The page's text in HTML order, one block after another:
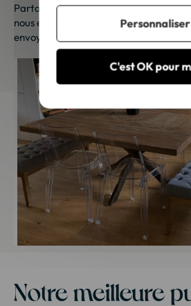
Partagez vos photos et recevez une
nous envoyer vos photos. Une petite
envoyée sous 48h à 72h ouvrées.
Notre meilleure
C'est OK pour
Personnaliser